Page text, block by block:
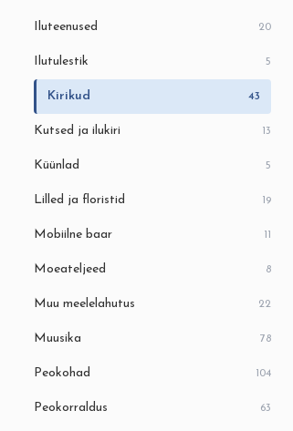
Iluteenused 20
Ilutulestik 5
Kirikud 43
Kutsed ja ilukiri 13
Küünlad 5
Lilled ja floristid 19
Mobiilne baar 11
Moeateljeed 8
Muu meelelahutus 22
Muusika 78
Peokohad 104
Peokorraldus 63